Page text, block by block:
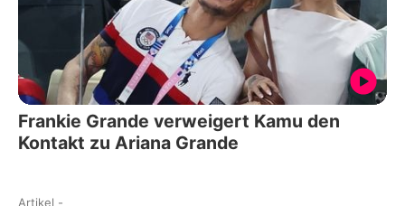
Frankie Grande verweigert Kamu den
Kontakt zu Ariana Grande
Artikel -